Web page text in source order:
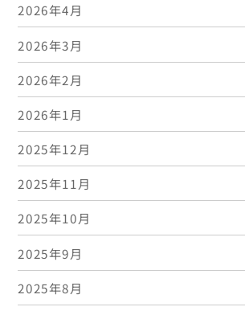
2026年4月
2026年3月
2026年2月
2026年1月
2025年12月
2025年11月
2025年10月
2025年9月
2025年8月